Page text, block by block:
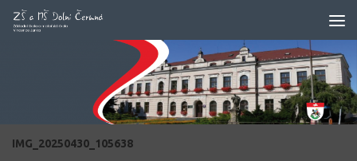
Skip to content
IMG_20250430_105638